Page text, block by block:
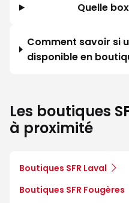
Quelle
Comment savoir si
disponible en
Les boutiques
à proximité
Boutiques SFR Laval
Boutiques SFR Fougères